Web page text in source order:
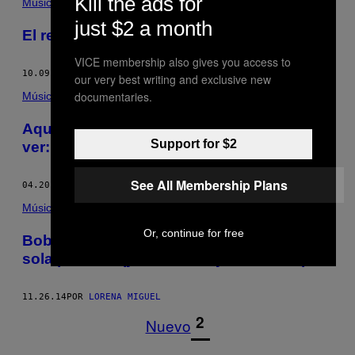
El reggaetón también es para los nerds
10.09.15 RAQUEL MISERACHI AND LORENA MIGUEL
Música
Aquí está el video que siempre quisiste
ver: este es Stephen Hawking cantando
04.20.15 LORENA MIGUEL
Música
Bob Dylan dio un show privado para una
sola persona (y estuvo muy incómodo)
11.26.14POR LORENA MIGUEL
Nuevo 1
2
just $2 a month
VICE membership also gives you access to
our very best writing and exclusive new
documentaries.
Support for $2
See All Membership Plans
Or, continue for free